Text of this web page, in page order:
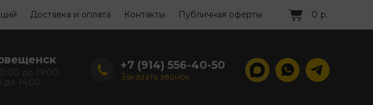
Доставка и оплата Контакты Публичная оферты 0 р.
до 19:00,
до 14:00
+7 (914) 556-40-50
Заказать звонок